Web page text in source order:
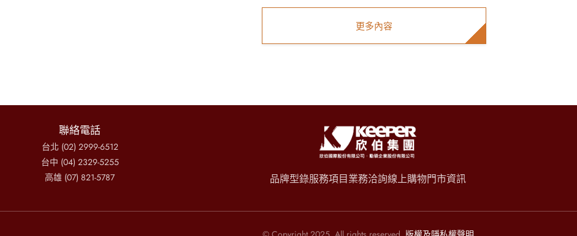
更多內容
聯絡電話
台北 (02) 2999-6512
台中 (04) 2329-5255
高雄 (07) 821-5787
品牌型錄服務項目業務洽詢線上購物門市資訊